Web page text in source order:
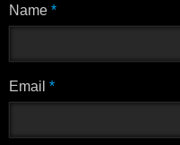
Name *
Email *